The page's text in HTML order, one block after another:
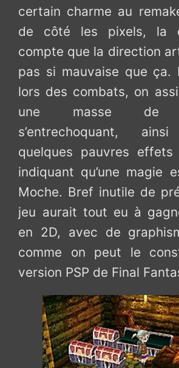
certain charme au
de côté les pixels, la
compte que la direction
pas si mauvaise que ça.
lors des combats, on
une masse de
s’entrechoquant,
quelques pauvres effets
indiquant qu’une magie
Moche. Bref inutile de
jeu aurait tout eu à
en 2D, avec de
comme on peut le
version PSP de Final